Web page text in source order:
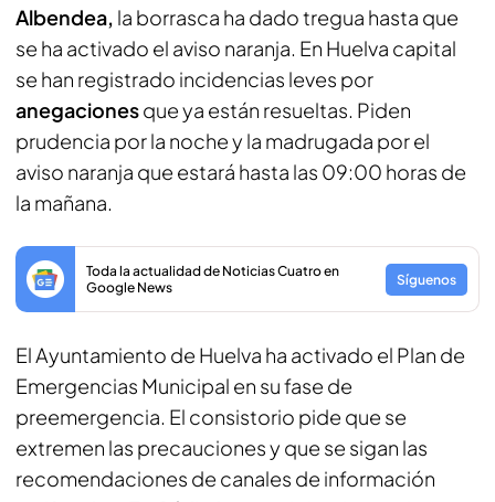
Albendea, la borrasca ha dado tregua hasta que
se ha activado el aviso naranja. En Huelva capital
se han registrado incidencias leves por
anegacionesque ya están resueltas. Piden
prudencia por la noche y la madrugada por el
aviso naranja que estará hasta las 09:00 horas de
la mañana.
Toda la actualidad de Noticias Cuatro en
Google News
Síguenos
El Ayuntamiento de Huelva ha activado el Plan de
Emergencias Municipal en su fase de
preemergencia. El consistorio pide que se
extremen las precauciones y que se sigan las
recomendaciones de canales de información